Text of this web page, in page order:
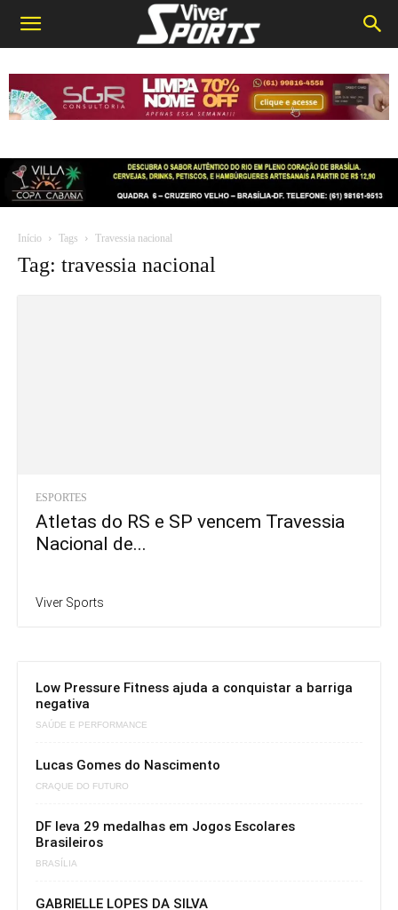
Início Tags Travessia nacional
Tag: travessia nacional
ESPORTES
Atletas do RS e SP vencem Travessia
Nacional de...
Viver Sports
Low Pressure Fitness ajuda a conquistar a barriga
negativa
SAÚDE E PERFORMANCE
Lucas Gomes do Nascimento
CRAQUE DO FUTURO
DF leva 29 medalhas em Jogos Escolares
Brasileiros
BRASÍLIA
GABRIELLE LOPES DA SILVA